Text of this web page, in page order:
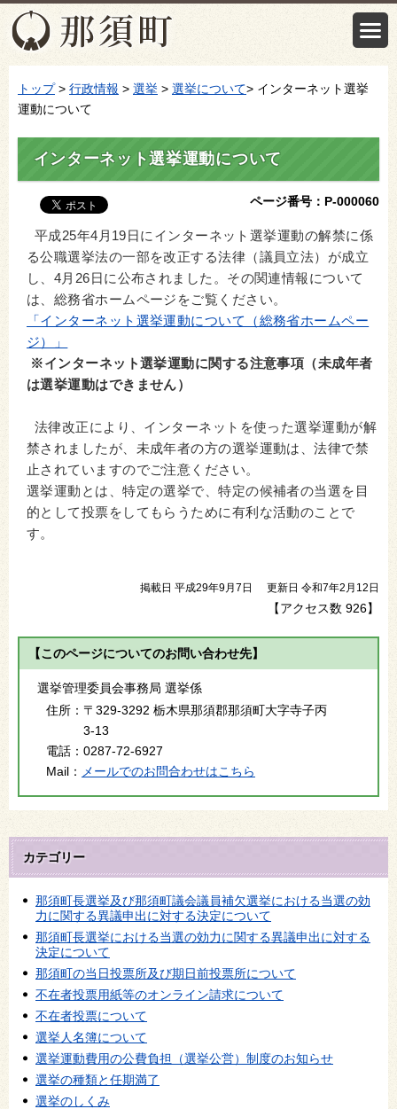
トップ> 行政情報 > 選挙 > 選挙について> インターネット選挙
運動について
インターネット選挙運動について
ページ番号：P-000060
平成25年4月19日にインターネット選挙運動の解禁に係
る公職選挙法の一部を改正する法律（議員立法）が成立
し、4月26日に公布されました。その関連情報について
は、総務省ホームページをご覧ください。
「インターネット選挙運動について（総務省ホームペー
ジ）」
※インターネット選挙運動に関する注意事項（未成年者
は選挙運動はできません）
法律改正により、インターネットを使った選挙運動が解
禁されましたが、未成年者の方の選挙運動は、法律で禁
止されていますのでご注意ください。
選挙運動とは、特定の選挙で、特定の候補者の当選を目
的として投票をしてもらうために有利な活動のことで
す。
掲載日 平成29年9月7日 更新日 令和7年2月12日
【アクセス数 926】
【このページについてのお問い合わせ先】
選挙管理委員会事務局 選挙係
住所： 〒329-3292 栃木県那須郡那須町大字寺子丙
3-13
電話： 0287-72-6927
Mail：
メールでのお問合わせはこちら
カテゴリー
那須町長選挙及び那須町議会議員補欠選挙における当選の効
力に関する異議申出に対する決定について
那須町長選挙における当選の効力に関する異議申出に対する
決定について
那須町の当日投票所及び期日前投票所について
不在者投票用紙等のオンライン請求について
不在者投票について
選挙人名簿について
選挙運動費用の公費負担（選挙公営）制度のお知らせ
選挙の種類と任期満了
選挙のしくみ